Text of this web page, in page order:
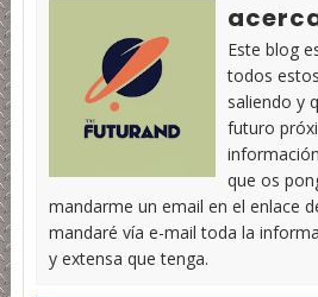
Este blog
todos
saliendo y
futuro
que os
mandarme un email en el enlace
mandaré vía e-mail toda la
y extensa que tenga.